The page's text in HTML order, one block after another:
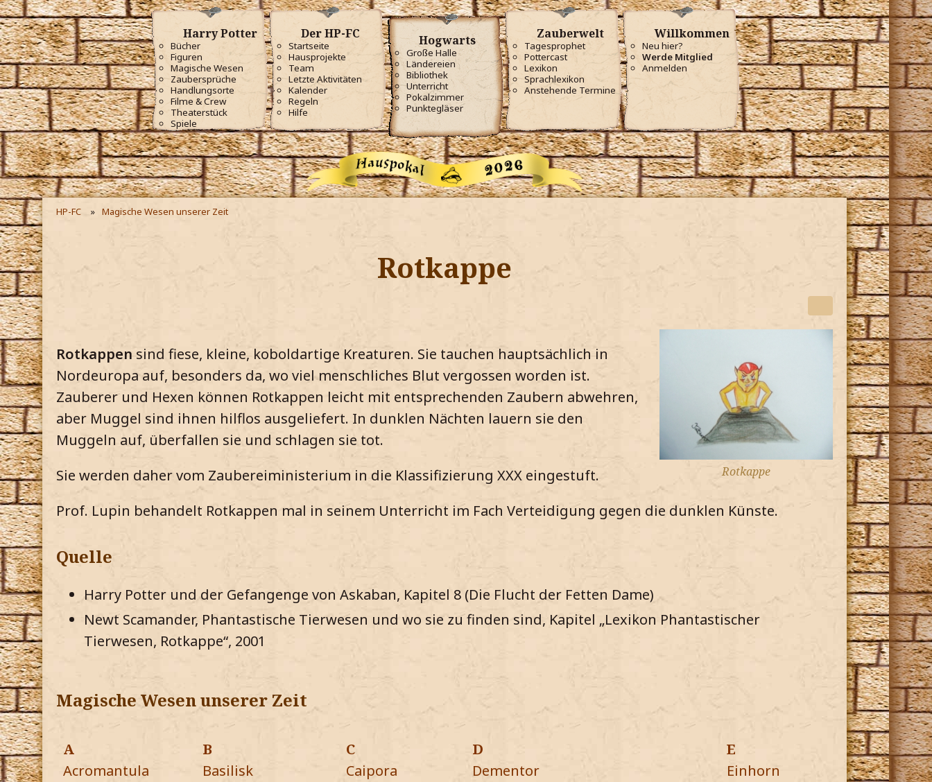
Harry Potter
Bücher
Figuren
Magische Wesen
Zaubersprüche
Handlungsorte
Filme & Crew
Theaterstück
Spiele
Der HP-FC
Startseite
Hausprojekte
Team
Letzte Aktivitäten
Kalender
Regeln
Hilfe
Hogwarts
Große Halle
Ländereien
Bibliothek
Unterricht
Pokalzimmer
Punktegläser
Zauberwelt
Tagesprophet
Pottercast
Lexikon
Sprachlexikon
Anstehende Termine
Willkommen
Neu hier?
Werde Mitglied
Anmelden
HP-FC Magische Wesen unserer Zeit
Rotkappe
Rotkappe
Rotkappen sind fiese, kleine, koboldartige Kreaturen. Sie tauchen hauptsächlich in
Nordeuropa auf, besonders da, wo viel menschliches Blut vergossen worden ist.
Zauberer und Hexen können Rotkappen leicht mit entsprechenden Zaubern abwehren,
aber Muggel sind ihnen hilflos ausgeliefert. In dunklen Nächten lauern sie den
Muggeln auf, überfallen sie und schlagen sie tot.
Sie werden daher vom Zaubereiministerium in die Klassifizierung XXX eingestuft.
Prof. Lupin behandelt Rotkappen mal in seinem Unterricht im Fach Verteidigung gegen die dunklen Künste.
Quelle
Harry Potter und der Gefangenge von Askaban, Kapitel 8 (Die Flucht der Fetten Dame)
Newt Scamander, Phantastische Tierwesen und wo sie zu finden sind, Kapitel „Lexikon Phantastischer
Tierwesen, Rotkappe“, 2001
Magische Wesen unserer Zeit
A
Acromantula
B
Basilisk
C
Caipora
D
Dementor
E
Einhorn